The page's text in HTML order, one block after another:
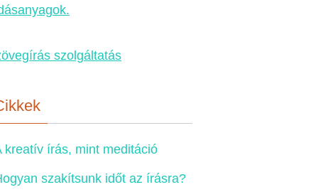
szolgáltatás
kreatív írás, mint meditáció
szakítsunk időt az írásra?